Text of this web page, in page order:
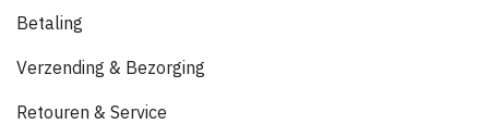
Betaling
Verzending & Bezorging
Retouren & Service